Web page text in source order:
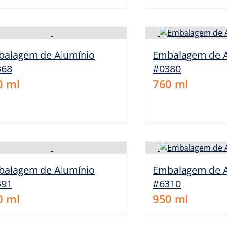
de Alumínio
ml
Embalagem de
#0380
760 ml
de Alumínio
ml
Embalagem de
#6310
950 ml